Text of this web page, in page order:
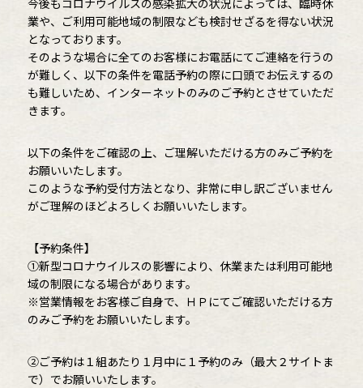
今後もコロナウイルスの感染拡大の状況によっては、臨時休
業や、ご利用可能地域の制限なども検討せざるを得ない状況
となっております。
そのような場合に全てのお客様にお電話にてご連絡を行うの
が難しく、以下の条件を電話予約の際に口頭でお伝えするの
も難しいため、インターネットのみのご予約とさせていただ
きます。
以下の条件をご確認の上、ご理解いただける方のみご予約を
お願いいたします。
このような予約受付方法となり、非常に申し訳ございません
がご理解のほどよろしくお願いいたします。
【予約条件】
①新型コロナウイルスの影響により、休業または利用可能地
域の制限になる場合があります。
※営業情報をお客様ご自身で、ＨＰにてご確認いただける方
のみご予約をお願いいたします。
②ご予約は１組あたり１月中に１予約のみ（最大２サイトま
で）でお願いいたします。